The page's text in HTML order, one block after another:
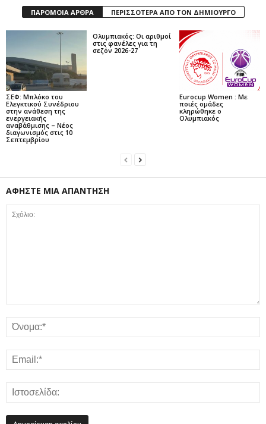
ΠΑΡΟΜΟΙΑ ΑΡΘΡΑ ΠΕΡΙΣΣΟΤΕΡΑ ΑΠΟ ΤΟΝ ΔΗΜΙΟΥΡΓΟ
ΣΕΦ: Μπλόκο του
Ελεγκτικού Συνέδριου
στην ανάθεση της
ενεργειακής
αναβάθμισης – Νέος
διαγωνισμός στις 10
Σεπτεμβρίου
Ολυμπιακός: Οι αριθμοί
στις φανέλες για τη
σεζόν 2026-27
Eurocup Women : Με
ποιές ομάδες
κληρώθηκε ο
Ολυμπιακός
ΑΦΗΣΤΕ ΜΙΑ ΑΠΑΝΤΗΣΗ